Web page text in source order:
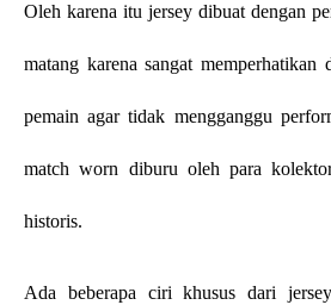
Oleh karena itu jersey dibuat dengan
matang karena sangat memperhatikan
pemain agar tidak mengganggu
match worn diburu oleh para
historis.
Ada beberapa ciri khusus dari